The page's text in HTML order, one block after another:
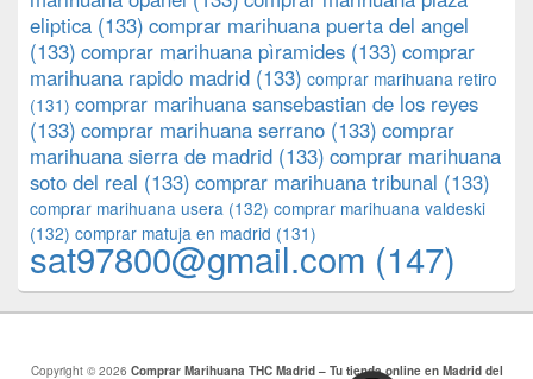
eliptica (133) comprar marihuana puerta del angel
(133) comprar marihuana pìramides (133) comprar
marihuana rapido madrid (133) comprar marihuana retiro
(131) comprar marihuana sansebastian de los reyes
(133) comprar marihuana serrano (133) comprar
marihuana sierra de madrid (133) comprar marihuana
soto del real (133) comprar marihuana tribunal (133)
comprar marihuana usera (132) comprar marihuana valdeski
(132) comprar matuja en madrid (131)
sat97800@gmail.com (147)
Copyright © 2026 Comprar Marihuana THC Madrid – Tu tienda online en Madrid del